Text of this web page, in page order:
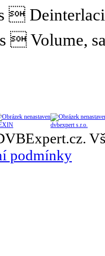

 Volume,
dvbexpert s.r.o.
podmínky